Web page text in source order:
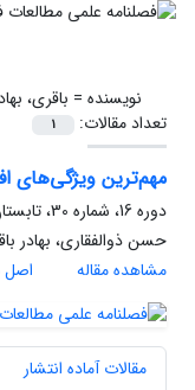
نویسنده = باقری،
تعداد مقالات:
1
مهم‌ترین ویژگی‌های
دوره 16، شماره 30، تابستان 1394، صفحه
حسن ذوالفقاری، بهادر
مشاهده مقاله
اصل
مقالات آماده انتشار